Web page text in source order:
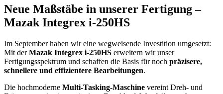
Neue Maßstäbe in unserer Fertigung –
Mazak Integrex i-250HS
Im September haben wir eine wegweisende Investition umgesetzt:
Mit derMazak Integrex i-250HS erweitern wir unser
Fertigungsspektrum und schaffen die Basis für noch präzisere,
schnellere und effizientere Bearbeitungen.
Die hochmoderne Multi-Tasking-Maschine vereint Dreh- und